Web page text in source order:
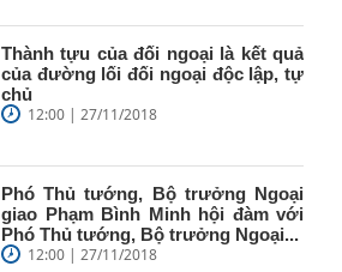
Thành tựu của đối ngoại là kết quả
của đường lối đối ngoại độc lập, tự
chủ
12:00 | 27/11/2018
Phó Thủ tướng, Bộ trưởng Ngoại
giao Phạm Bình Minh hội đàm với
Phó Thủ tướng, Bộ trưởng Ngoại...
12:00 | 27/11/2018